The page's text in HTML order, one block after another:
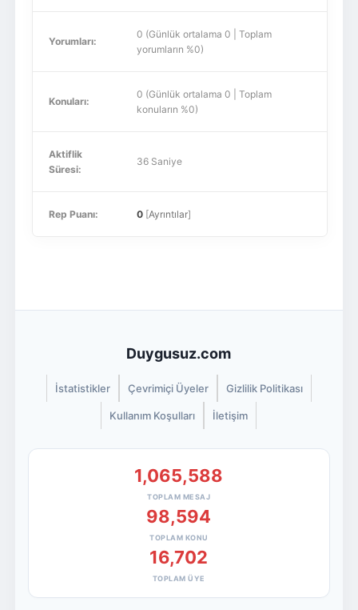
Yorumları:
0 (Günlük ortalama 0 | Toplam
yorumların %0)
Konuları:
0 (Günlük ortalama 0 | Toplam
konuların %0)
Aktiflik
Süresi:
36 Saniye
Rep Puanı: 0[Ayrıntılar]
Duygusuz.com
İstatistikler Çevrimiçi Üyeler Gizlilik Politikası
Kullanım Koşulları İletişim
1,065,588
TOPLAM MESAJ
98,594
TOPLAM KONU
16,702
TOPLAM ÜYE